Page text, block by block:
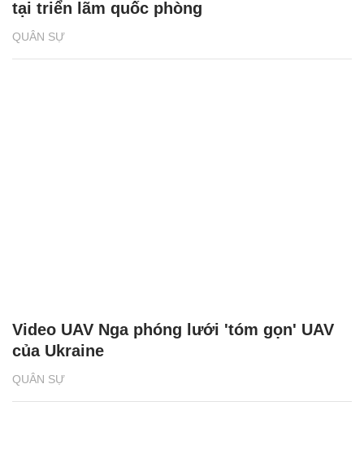
QUÂN SỰ
tại triển lãm quốc phòng
QUÂN SỰ
Video UAV Nga phóng lưới 'tóm gọn' UAV
của Ukraine